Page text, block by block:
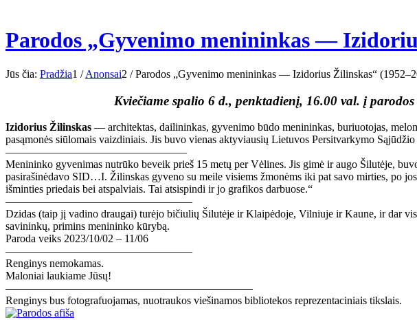
Parodos „Gyvenimo menininkas —
Jūs čia: Pradžia1 / Anonsai2 / Parodos „Gyvenimo menininkas — Izidorius Žilinskas“
Kviečiame spalio 6 d., penktadienį, 16.00 val. į
Izidorius Žilinskas — architektas, dailininkas, gyvenimo būdo menininkas, buriuotojas,
pasąmonės siūlomais vaizdiniais. Jis buvo vienas aktyviausių Lietuvos Persitvarkymo
————————————————–
Menininko gyvenimas nutrūko beveik prieš 15 metų per Vėlines. Jis gimė ir augo Šilutėje,
pasirašinėdavo SID…I. Žilinskas gyveno su meile visiems žmonėms iki pat savo mirties, po
išminties priedais bei atspalviais. Tai atsispindi ir jo grafikos darbuose.“
—————————————————
Dzidas (taip jį vadino draugai) turėjo bičiulių Šilutėje ir Klaipėdoje, Vilniuje ir Kaune, ir dar
savininkų, primins menininko kūrybą.
Paroda veiks 2023/10/02 – 11/06
—————————————————
Renginys nemokamas.
Maloniai laukiame Jūsų!
——————————————————————–
Renginys bus fotografuojamas, nuotraukos viešinamos bibliotekos reprezentaciniais tikslais.